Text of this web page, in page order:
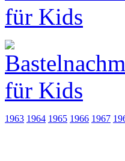
1963 1964 1965 1966 1967